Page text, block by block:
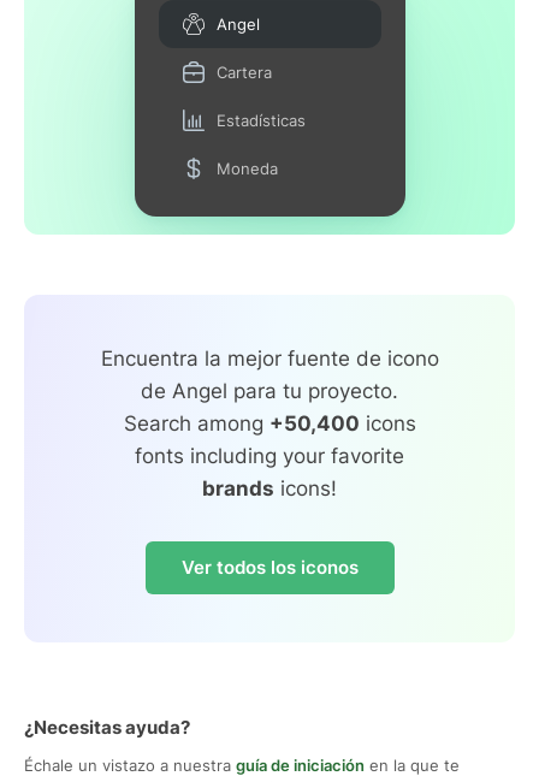
Angel
Cartera
Estadísticas
Moneda
Encuentra la mejor fuente de icono
de Angel para tu proyecto.
Search among +50,400 icons
fonts including your favorite
brands icons!
Ver todos los iconos
¿Necesitas ayuda?
Échale un vistazo a nuestra guía de iniciación en la que te